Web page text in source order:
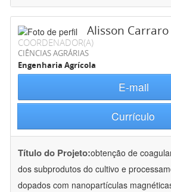
Alisson
COORDENADOR(A)
CIÊNCIAS AGRÁRIAS
Engenharia Agrícola
E-mail
Currículo
Título do Projeto:obtenção de
dos subprodutos do cultivo e
dopados com nanopartículas